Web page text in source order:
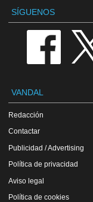
SÍGUENOS
VANDAL
Redacción
Contactar
Publicidad / Advertising
Política de privacidad
Aviso legal
Política de cookies